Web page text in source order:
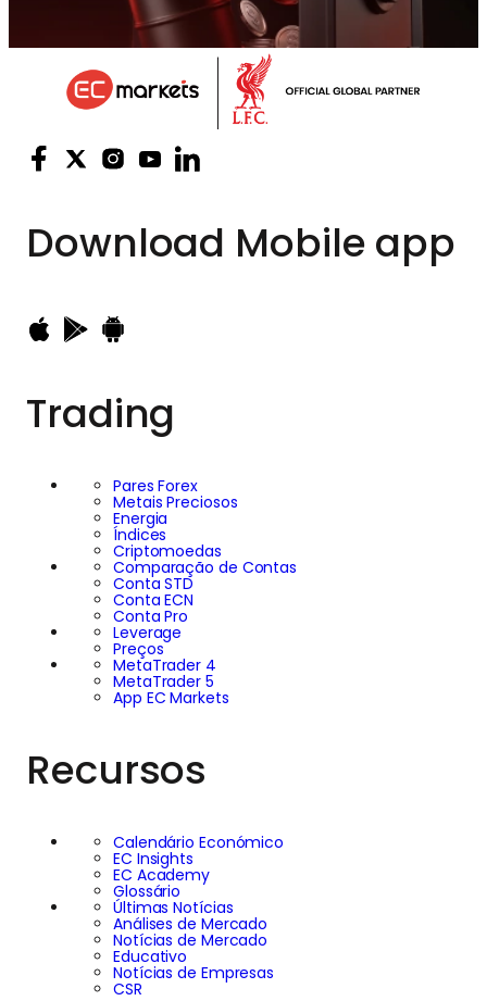
Download Mobile app
Trading
Pares Forex
Metais Preciosos
Energia
Índices
Criptomoedas
Comparação de Contas
Conta STD
Conta ECN
Conta Pro
Leverage
Preços
MetaTrader 4
MetaTrader 5
App EC Markets
Recursos
Calendário Económico
EC Insights
EC Academy
Glossário
Últimas Notícias
Análises de Mercado
Notícias de Mercado
Educativo
Notícias de Empresas
CSR